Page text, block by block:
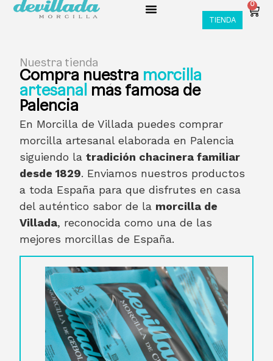
TIENDA
0
Nuestra tienda
Compra nuestra morcilla
artesanal más famosa de
Palencia
En Morcilla de Villada puedes comprar
morcilla artesanal elaborada en Palencia
siguiendo la tradición chacinera familiar
desde 1829. Enviamos nuestros productos
a toda España para que disfrutes en casa
del auténtico sabor de la morcilla de
Villada, reconocida como una de las
mejores morcillas de España.